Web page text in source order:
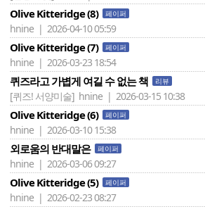
Olive Kitteridge (8) 페이퍼
hnine | 2026-04-10 05:59
Olive Kitteridge (7) 페이퍼
hnine | 2026-03-23 18:54
퀴즈라고 가볍게 여길 수 없는 책 리뷰
[퀴즈! 서양미술] hnine | 2026-03-15 10:38
Olive Kitteridge (6) 페이퍼
hnine | 2026-03-10 15:38
외로움의 반대말은 페이퍼
hnine | 2026-03-06 09:27
Olive Kitteridge (5) 페이퍼
hnine | 2026-02-23 08:27